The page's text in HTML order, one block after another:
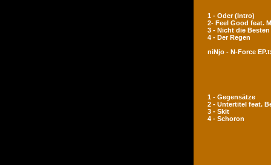
1 - Oder (Intro)
2- Feel Good feat.
3 - Nicht die Besten
4 - Der Regen
niNjo - N-Force
1 - Gegensätze
2 - Untertitel feat.
3 - Skit
4 - Schoron